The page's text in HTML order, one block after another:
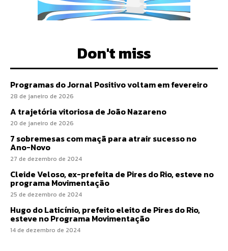
Don't miss
Programas do Jornal Positivo voltam em fevereiro
28 de janeiro de 2026
A trajetória vitoriosa de João Nazareno
20 de janeiro de 2026
7 sobremesas com maçã para atrair sucesso no
Ano-Novo
27 de dezembro de 2024
Cleide Veloso, ex-prefeita de Pires do Rio, esteve no
programa Movimentação
25 de dezembro de 2024
Hugo do Laticínio, prefeito eleito de Pires do Rio,
esteve no Programa Movimentação
14 de dezembro de 2024